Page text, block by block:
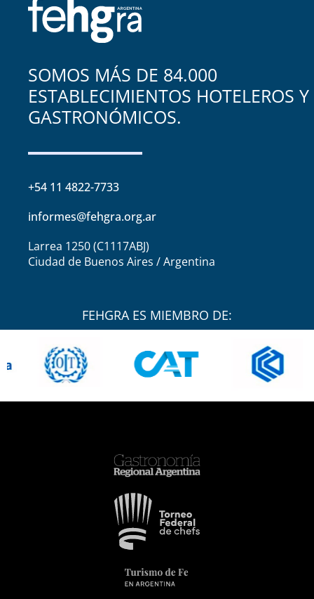
SOMOS MÁS DE 84.000
ESTABLECIMIENTOS HOTELEROS Y
GASTRONÓMICOS.
+54 11 4822-7733
informes@fehgra.org.ar
Larrea 1250 (C1117ABJ)
Ciudad de Buenos Aires / Argentina
FEHGRA ES MIEMBRO DE: